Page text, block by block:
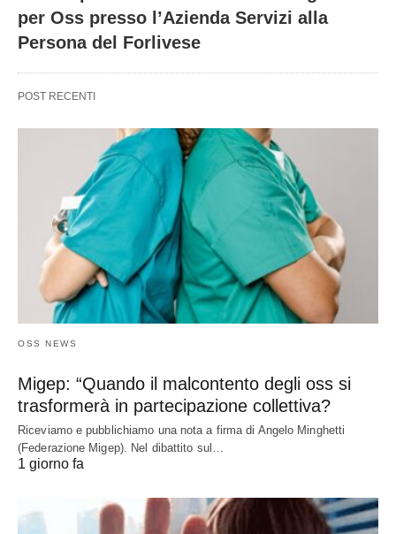
per Oss presso l’Azienda Servizi alla
Persona del Forlivese
POST RECENTI
OSS NEWS
Migep: “Quando il malcontento degli oss si
trasformerà in partecipazione collettiva?
Riceviamo e pubblichiamo una nota a firma di Angelo Minghetti
(Federazione Migep). Nel dibattito sul…
1 giorno fa